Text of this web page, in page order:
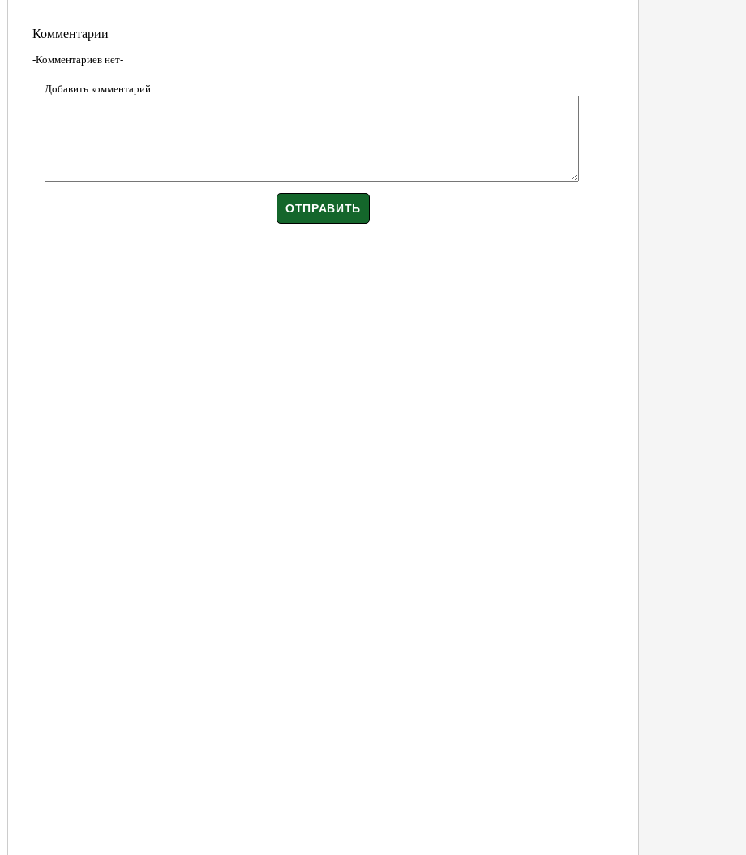
Комментарии
-Комментариев нет-
Добавить комментарий